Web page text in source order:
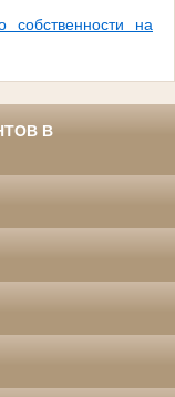
собственности на
В